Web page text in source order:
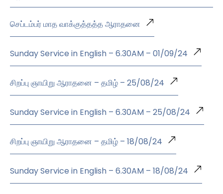
செப்டம்பர் மாத வாக்குத்தத்த ஆராதனை
Sunday Service in English – 6.30AM – 01/09/24
சிறப்பு ஞாயிறு ஆராதனை – தமிழ் – 25/08/24
Sunday Service in English – 6.30AM – 25/08/24
சிறப்பு ஞாயிறு ஆராதனை – தமிழ் – 18/08/24
Sunday Service in English – 6.30AM – 18/08/24